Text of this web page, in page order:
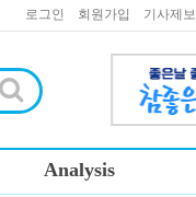
로그인 회원가입 기사제보
Analysis